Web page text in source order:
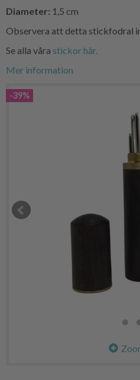
Diameter: 1,5 cm
Observera att detta stickfodral
Se alla våra stickor här.
Mer information
-39%